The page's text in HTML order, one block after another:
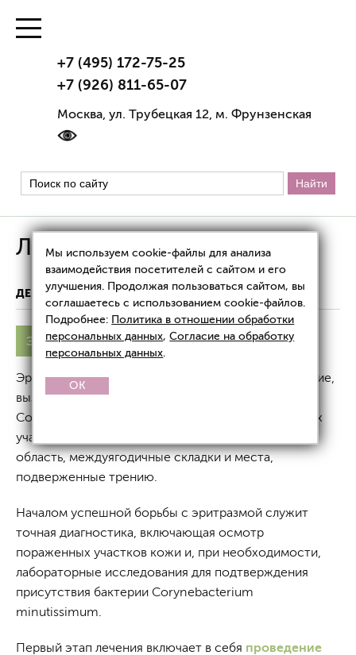
+7 (495) 172-75-25
+7 (926) 811-65-07
Москва, ул. Трубецкая 12, м. Фрунзенская
Лечение эритразмы
ДЕРМАТОЛОГИЯ ЛЕЧЕНИЕ ЭРИТРАЗМЫ
Эритразма Лечение
Эритразма представляет собой кожное заболевание,
вызванное активным размножением бактерии
Corynebacterium minutissimum в теплых и влажных
участках кожи. Чаще всего поражаются паховая
область, междуягодичные складки и места,
подверженные трению.
Началом успешной борьбы с эритразмой служит
точная диагностика, включающая осмотр
пораженных участков кожи и, при необходимости,
лабораторные исследования для подтверждения
присутствия бактерии Corynebacterium
minutissimum.
Первый этап лечения включает в себя проведение
Мы используем cookie-файлы для анализа
взаимодействия посетителей с сайтом и его
улучшения. Продолжая пользоваться сайтом, вы
соглашаетесь с использованием cookie-файлов.
Подробнее: Политика в отношении обработки
персональных данных,Согласие на обработку
персональных данных.
OK